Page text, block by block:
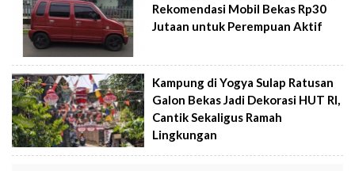
Rekomendasi Mobil Bekas Rp30
Jutaan untuk Perempuan Aktif
Kampung di Yogya Sulap Ratusan
Galon Bekas Jadi Dekorasi HUT RI,
Cantik Sekaligus Ramah
Lingkungan